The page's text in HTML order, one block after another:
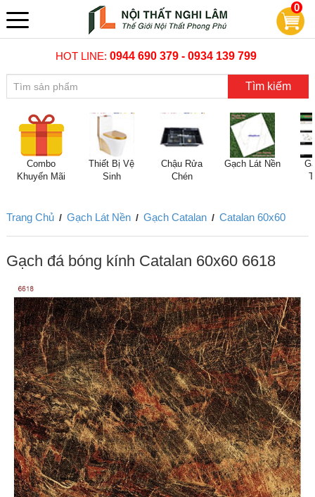
0
HOT LINE:0944 690 379 - 0934 139 799
Tìm kiếm
Combo
Khuyến Mãi
Thiết Bị Vệ
Sinh
Chậu Rửa
Chén
Gạch Lát Nền
Trang Chủ / Gạch Lát Nền / Gạch Catalan / Catalan 60x60
Gạch đá bóng kính Catalan 60x60 6618